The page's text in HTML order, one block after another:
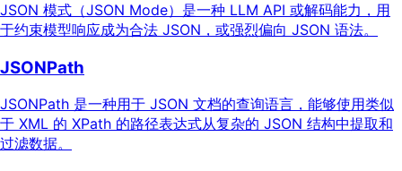
JSON 模式（JSON Mode）是一种 LLM API 或解码能力，用
于约束模型响应成为合法 JSON，或强烈偏向 JSON 语法。
JSONPath
JSONPath 是一种用于 JSON 文档的查询语言，能够使用类似
于 XML 的 XPath 的路径表达式从复杂的 JSON 结构中提取和
过滤数据。